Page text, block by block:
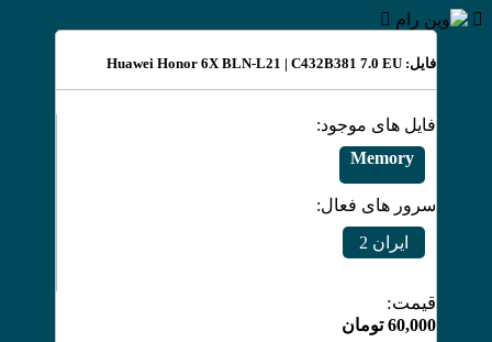
فایل: Huawei Honor 6X BLN-L21 | C432B381 7.0 EU
فایل های موجود:
Memory
سرور های فعال:
ایران 2
قیمت:
60,000 تومان